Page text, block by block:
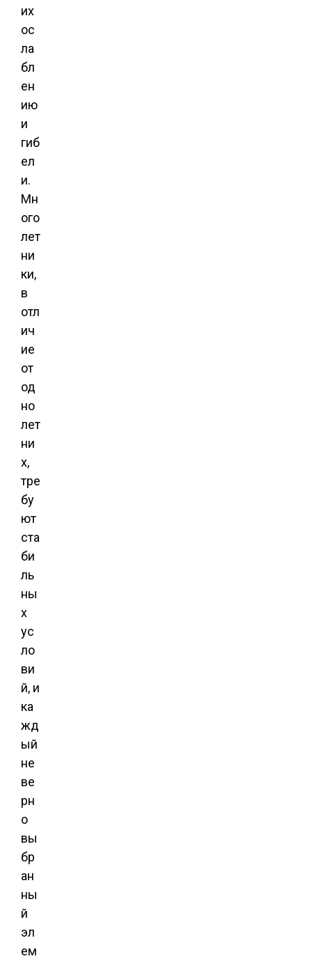
их
ос
ла
бл
ен
ию
и
гиб
ел
и.
Мн
ого
лет
ни
ки,
в
отл
ич
ие
от
од
но
лет
ни
х,
тре
бу
ют
ста
би
ль
ны
х
ус
ло
ви
й, и
ка
жд
ый
не
ве
рн
о
вы
бр
ан
ны
й
эл
ем